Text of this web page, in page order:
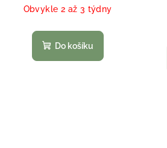
Obvykle 2 až 3 týdny
Do košíku